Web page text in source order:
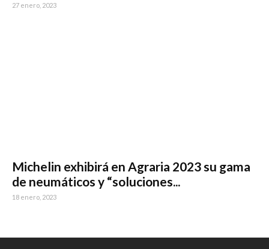
27 enero, 2023
Michelin exhibirá en Agraria 2023 su gama
de neumáticos y “soluciones...
18 enero, 2023